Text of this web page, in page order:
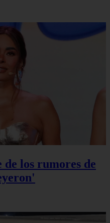
los rumores de